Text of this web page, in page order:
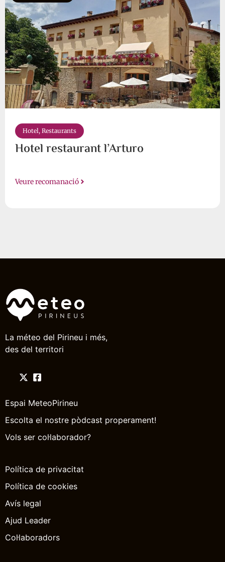
Hotel, Restaurants
Hotel restaurant l’Arturo
Veure recomanació
La méteo del Pirineu i més,
des del territori
Espai MeteoPirineu
Escolta el nostre pòdcast properament!
Vols ser col·laborador?
Política de privacitat
Política de cookies
Avís legal
Ajud Leader
Col·laboradors